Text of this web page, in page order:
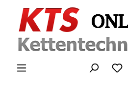
Zum Hauptinhalt springen